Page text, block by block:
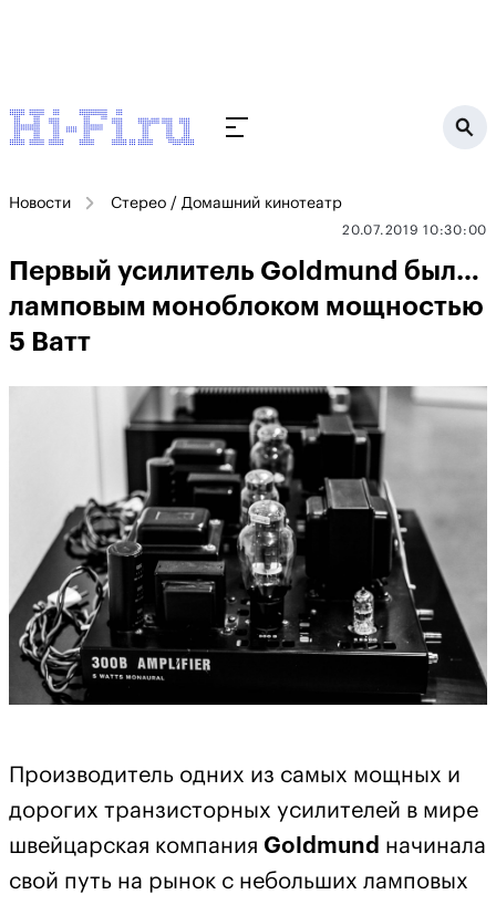
Новости Стерео / Домашний кинотеатр
20.07.2019 10:30:00
Первый усилитель Goldmund был…
ламповым моноблоком мощностью
5 Ватт
Производитель одних из самых мощных и
дорогих транзисторных усилителей в мире
швейцарская компания Goldmund начинала
свой путь на рынок с небольших ламповых